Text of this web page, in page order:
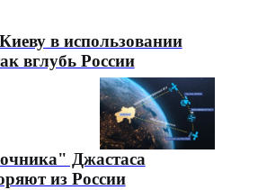
в использовании
вглубь России
Джастаса
из России